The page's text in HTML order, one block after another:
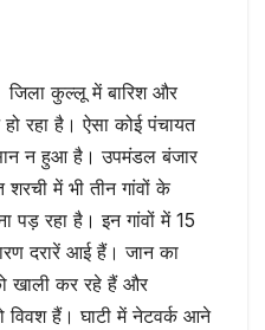
जिला कुल्लू में बारिश और
रहा है। ऐसा कोई पंचायत
न हुआ है। उपमंडल बंजार
शरची में भी तीन गांवों के
पड़ रहा है। इन गांवों में 15
दरारें आई हैं। जान का
खाली कर रहे हैं और
विवश हैं। घाटी में नेटवर्क आने